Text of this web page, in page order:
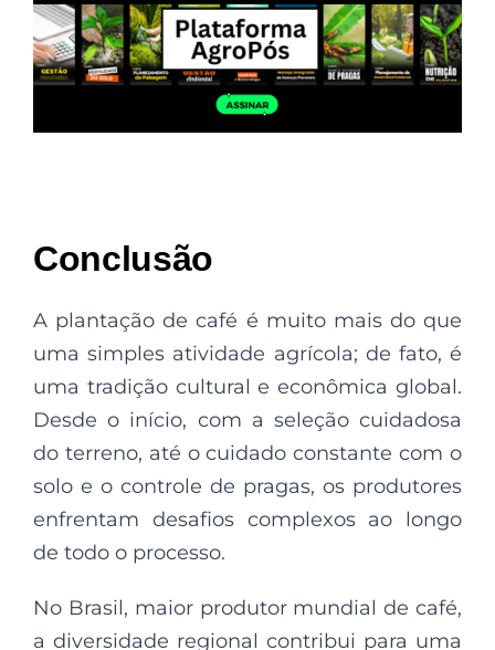
Conclusão
A plantação de café é muito mais do que
uma simples atividade agrícola; de fato, é
uma tradição cultural e econômica global.
Desde o início, com a seleção cuidadosa
do terreno, até o cuidado constante com o
solo e o controle de pragas, os produtores
enfrentam desafios complexos ao longo
de todo o processo.
No Brasil, maior produtor mundial de café,
a diversidade regional contribui para uma